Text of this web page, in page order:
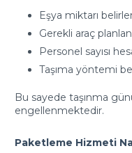
Eşya miktarı
Gerekli araç
Personel sayısı
Taşıma yöntemi
Bu sayede taşınma
engellenmektedir.
Paketleme Hizmeti